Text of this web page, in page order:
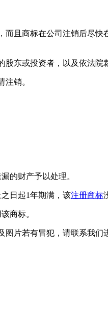
且商标在公司注销后尽
东或投资者，以及依法院
销。
的财产予以处理。
日起1年期满，该注册商标
商标。
片若有冒犯，请联系我们